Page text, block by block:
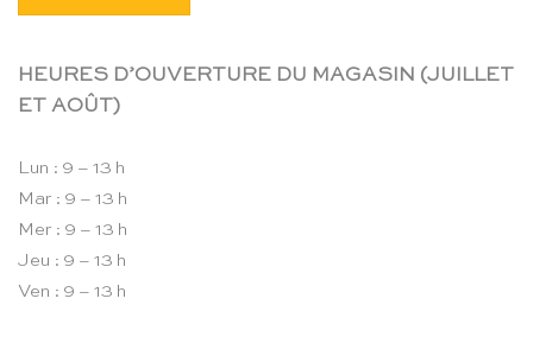
HEURES D’OUVERTURE DU MAGASIN (JUILLET
ET AOÛT)
Lun : 9 – 13 h
Mar : 9 – 13 h
Mer : 9 – 13 h
Jeu : 9 – 13 h
Ven : 9 – 13 h